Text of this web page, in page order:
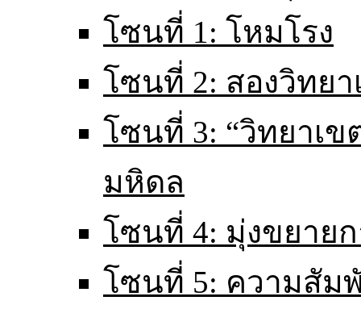
โซนที่ 1: โหมโรง
โซนที่ 2: สองวิทย
โซนที่ 3: “วิทยาเ
มหิดล
โซนที่ 4: มุ่งขยาย
โซนที่ 5: ความสัม